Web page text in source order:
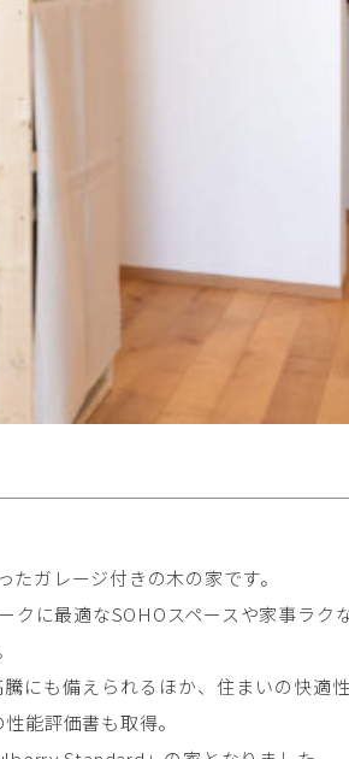
ガレージ付きの木の家です。
クに最適なSOHOスペースや家事ラク
にも備えられるほか、住まいの快適
能評価書も取得。